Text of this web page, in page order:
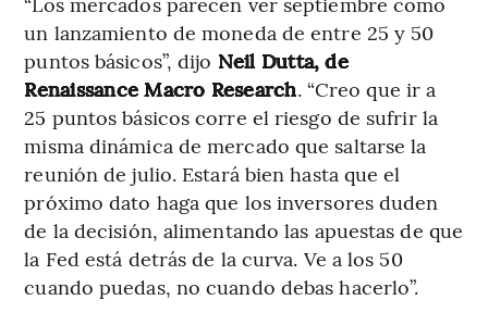
un lanzamiento de moneda de entre 25 y 50
puntos básicos”, dijo Neil Dutta, de
Renaissance Macro Research. “Creo que ir a
25 puntos básicos corre el riesgo de sufrir la
misma dinámica de mercado que saltarse la
reunión de julio. Estará bien hasta que el
próximo dato haga que los inversores duden
de la decisión, alimentando las apuestas de que
la Fed está detrás de la curva. Ve a los 50
cuando puedas, no cuando debas hacerlo”.